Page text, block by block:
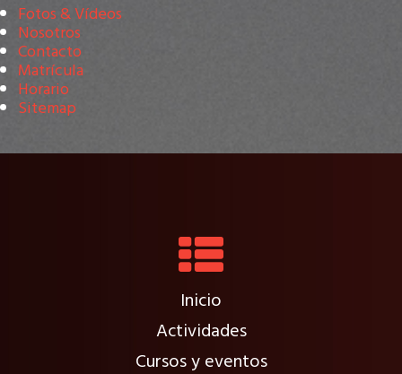
Fotos & Vídeos
Nosotros
Contacto
Matrícula
Horario
Sitemap
Inicio
Actividades
Cursos y eventos